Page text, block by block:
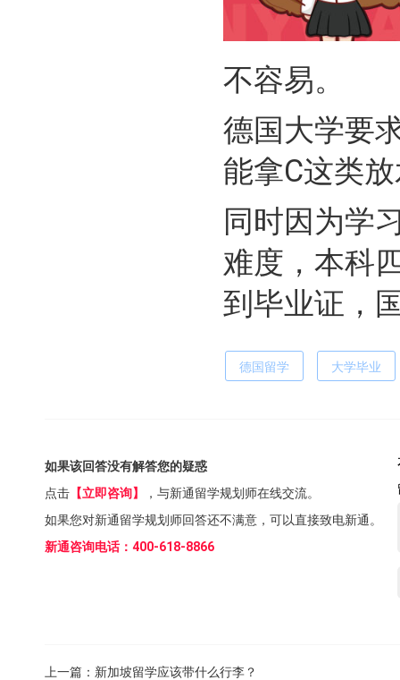
不容易。
德国大学要
能拿C这类
同时因为学
难度，本科
到毕业证，
德国留学 大学毕业
如果该回答没有解答您的疑惑
点击 【立即咨询】
，与新通留学规划师在线交流。
如果您对新通留学规划师回答还不满意，可以直接致电新通。
新通咨询电话：400-618-8866
上一篇： 新加坡留学应该带什么行李？